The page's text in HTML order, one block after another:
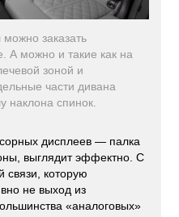
заказать
А можно и такие как на
зоной и
части дивана
наклона спинок.
дисплеев — палка
выглядит эффектно. С
связи, которую
не выход из
«аналоговых»